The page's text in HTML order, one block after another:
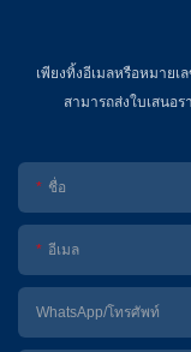
เพียงทิ้งอีเมลหรือหมาย
สามารถส่งใบเสนอ
ชื่อ
อีเมล
WhatsApp/โทรศัพท์